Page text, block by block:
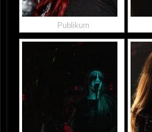
Publikum